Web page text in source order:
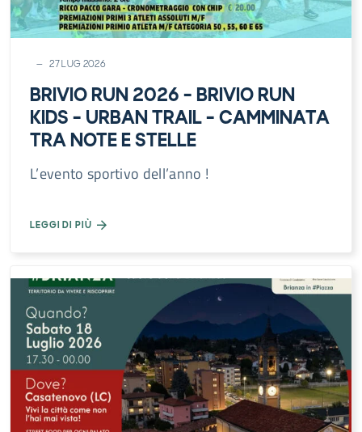
27 LUG 2026
BRIVIO RUN 2026 – BRIVIO RUN
KIDS – URBAN TRAIL – CAMMINATA
TRA NOTE E STELLE
L’evento sportivo dell’anno !
LEGGI DI PIÙ